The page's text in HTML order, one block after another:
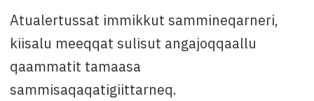
Atualertussat immikkut sammineqarneri,
kiisalu meeqqat sulisut angajoqqaallu
qaammatit tamaasa
sammisaqaqatigiittarneq.